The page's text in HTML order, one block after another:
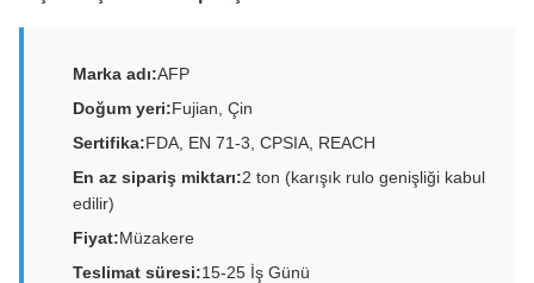
Marka adı:AFP
Doğum yeri:Fujian, Çin
Sertifika:FDA, EN 71-3, CPSIA, REACH
En az sipariş miktarı:2 ton (karışık rulo genişliği kabul
edilir)
Fiyat:Müzakere
Teslimat süresi:15-25 İş Günü